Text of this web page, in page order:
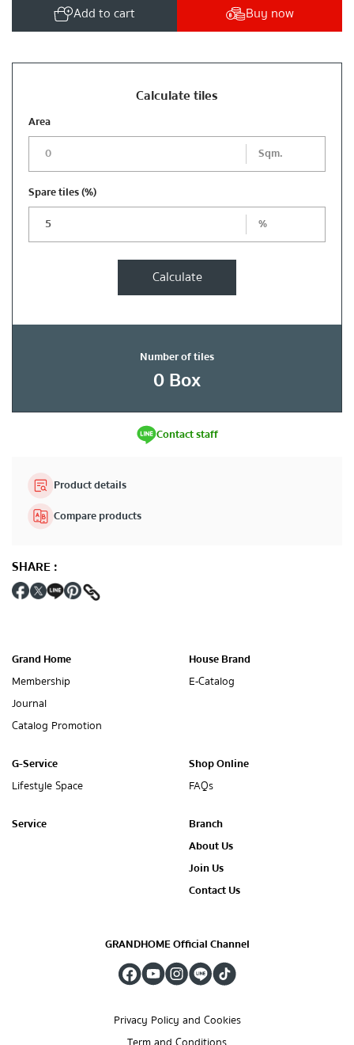
Add to cart Buy now
Calculate tiles
Area
Sqm.
Spare tiles(%)
%
Calculate
Number of tiles
0Box
Contact staff
Product details
Compare products
SHARE:
Grand Home
Membership
Journal
Catalog Promotion
House Brand
E-Catalog
G-Service
Lifestyle Space
Shop Online
FAQs
Service
Branch
About Us
Join Us
Contact Us
GRANDHOME Official Channel
Privacy Policy and Cookies